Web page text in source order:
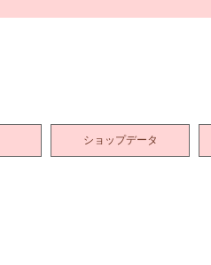
ショップデータ